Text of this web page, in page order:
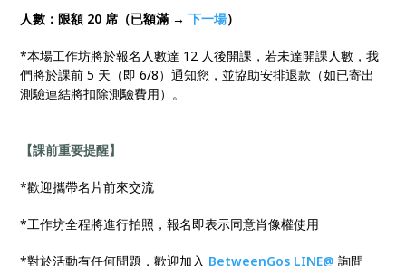
人數：限額 20 席（已額滿 →下一場）
*本場工作坊將於報名人數達 12 人後開課，若未達開課人數，我
們將於課前 5 天（即 6/8）通知您，並協助安排退款（如已寄出
測驗連結將扣除測驗費用）。
【課前重要提醒】
*歡迎攜帶名片前來交流
*工作坊全程將進行拍照，報名即表示同意肖像權使用
*對於活動有任何問題，歡迎加入 BetweenGos LINE@ 詢問